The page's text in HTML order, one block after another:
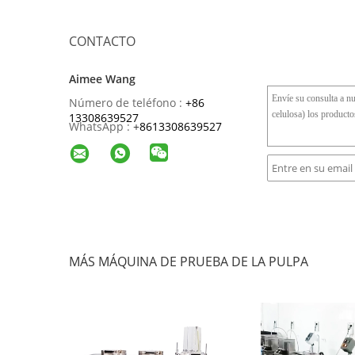
CONTACTO
Aimee Wang
Número de teléfono : +86
13308639527
WhatsApp :+8613308639527
MÁS MÁQUINA DE PRUEBA DE LA PULPA